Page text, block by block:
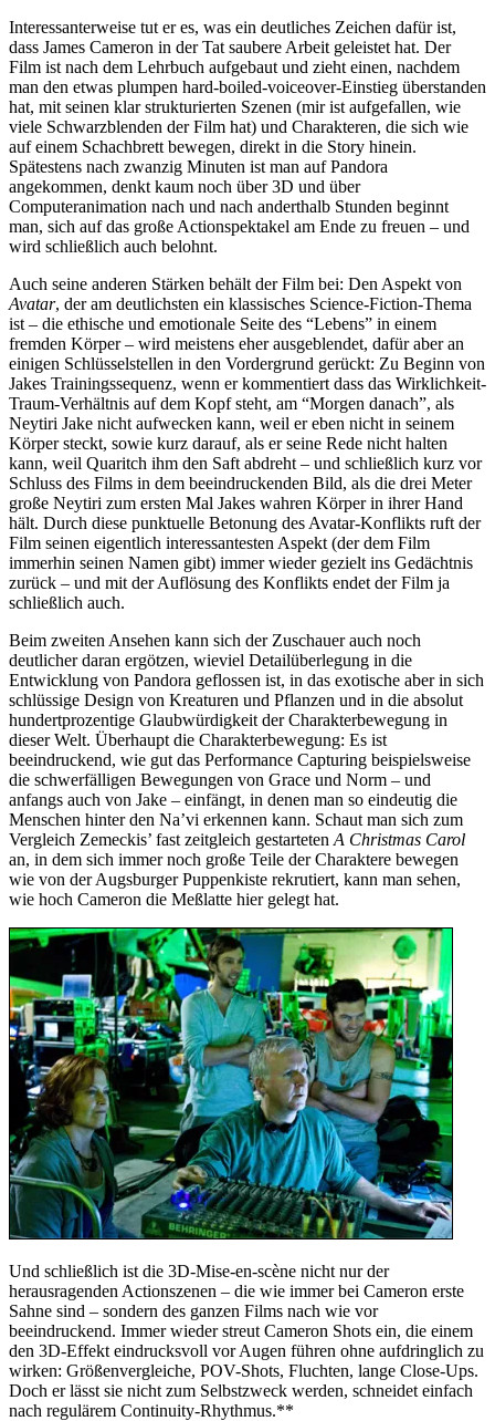
Interessanterweise tut er es, was ein deutliches Zeichen dafür ist,
dass James Cameron in der Tat saubere Arbeit geleistet hat. Der
Film ist nach dem Lehrbuch aufgebaut und zieht einen, nachdem
man den etwas plumpen hard-boiled-voiceover-Einstieg überstanden
hat, mit seinen klar strukturierten Szenen (mir ist aufgefallen, wie
viele Schwarzblenden der Film hat) und Charakteren, die sich wie
auf einem Schachbrett bewegen, direkt in die Story hinein.
Spätestens nach zwanzig Minuten ist man auf Pandora
angekommen, denkt kaum noch über 3D und über
Computeranimation nach und nach anderthalb Stunden beginnt
man, sich auf das große Actionspektakel am Ende zu freuen – und
wird schließlich auch belohnt.
Auch seine anderen Stärken behält der Film bei: Den Aspekt von
Avatar, der am deutlichsten ein klassisches Science-Fiction-Thema
ist – die ethische und emotionale Seite des “Lebens” in einem
fremden Körper – wird meistens eher ausgeblendet, dafür aber an
einigen Schlüsselstellen in den Vordergrund gerückt: Zu Beginn von
Jakes Trainingssequenz, wenn er kommentiert dass das Wirklichkeit-
Traum-Verhältnis auf dem Kopf steht, am “Morgen danach”, als
Neytiri Jake nicht aufwecken kann, weil er eben nicht in seinem
Körper steckt, sowie kurz darauf, als er seine Rede nicht halten
kann, weil Quaritch ihm den Saft abdreht – und schließlich kurz vor
Schluss des Films in dem beeindruckenden Bild, als die drei Meter
große Neytiri zum ersten Mal Jakes wahren Körper in ihrer Hand
hält. Durch diese punktuelle Betonung des Avatar-Konflikts ruft der
Film seinen eigentlich interessantesten Aspekt (der dem Film
immerhin seinen Namen gibt) immer wieder gezielt ins Gedächtnis
zurück – und mit der Auflösung des Konflikts endet der Film ja
schließlich auch.
Beim zweiten Ansehen kann sich der Zuschauer auch noch
deutlicher daran ergötzen, wieviel Detailüberlegung in die
Entwicklung von Pandora geflossen ist, in das exotische aber in sich
schlüssige Design von Kreaturen und Pflanzen und in die absolut
hundertprozentige Glaubwürdigkeit der Charakterbewegung in
dieser Welt. Überhaupt die Charakterbewegung: Es ist
beeindruckend, wie gut das Performance Capturing beispielsweise
die schwerfälligen Bewegungen von Grace und Norm – und
anfangs auch von Jake – einfängt, in denen man so eindeutig die
Menschen hinter den Na’vi erkennen kann. Schaut man sich zum
Vergleich Zemeckis’ fast zeitgleich gestarteten A Christmas Carol
an, in dem sich immer noch große Teile der Charaktere bewegen
wie von der Augsburger Puppenkiste rekrutiert, kann man sehen,
wie hoch Cameron die Meßlatte hier gelegt hat.
Und schließlich ist die 3D-Mise-en-scène nicht nur der
herausragenden Actionszenen – die wie immer bei Cameron erste
Sahne sind – sondern des ganzen Films nach wie vor
beeindruckend. Immer wieder streut Cameron Shots ein, die einem
den 3D-Effekt eindrucksvoll vor Augen führen ohne aufdringlich zu
wirken: Größenvergleiche, POV-Shots, Fluchten, lange Close-Ups.
Doch er lässt sie nicht zum Selbstzweck werden, schneidet einfach
nach regulärem Continuity-Rhythmus.**